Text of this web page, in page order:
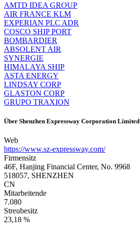
AMTD IDEA GROUP
AIR FRANCE KLM
EXPERIAN PLC ADR
COSCO SHIP PORT
BOMBARDIER
ABSOLENT AIR
SYNERGIE
HIMALAYA SHIP
ASTA ENERGY
LINDSAY CORP
GLASTON CORP
GRUPO TRAXION
Über Shenzhen Expressway Corporation Limited
Web
https://www.sz-expressway.com/
Firmensitz
46F, Hanjing Financial Center, No. 9968
518057, SHENZHEN
CN
Mitarbeitende
7.080
Streubesitz
23,18 %